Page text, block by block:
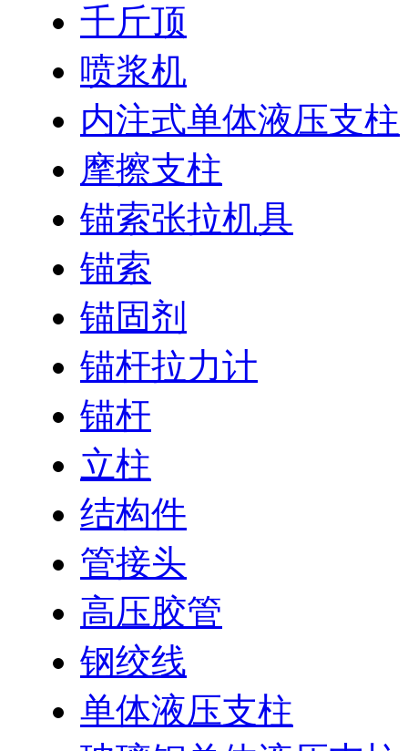
千斤顶
喷浆机
内注式单体液压支柱
摩擦支柱
锚索张拉机具
锚索
锚固剂
锚杆拉力计
锚杆
立柱
结构件
管接头
高压胶管
钢绞线
单体液压支柱